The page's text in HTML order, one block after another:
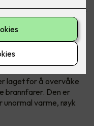
eller om det blir for
sier ifra. Her ser du
CTM Lyng.
laget for å overvåke
brannfarer. Den er
unormal varme, røyk